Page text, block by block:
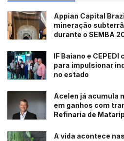
Durante o evento, a diretora
franquia e apresentou os
interesse em investir em um
grande impacto social.
Taxa de Franquia para
profissionalizante e
Investimento total: A partir
Faturamento Médio: 350
Royalties: 8%/mês
Appian Capital
mineração
durante o SEMBA
IF Baiano e
para impulsionar
no estado
Acelen já acumula
em ganhos com
Refinaria de
A vida acontece